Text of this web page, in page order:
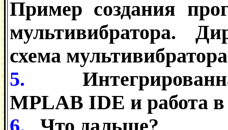
Пример создания
мультивибратора.
схема мультивибратора
5.
MPLAB IDE и работа в